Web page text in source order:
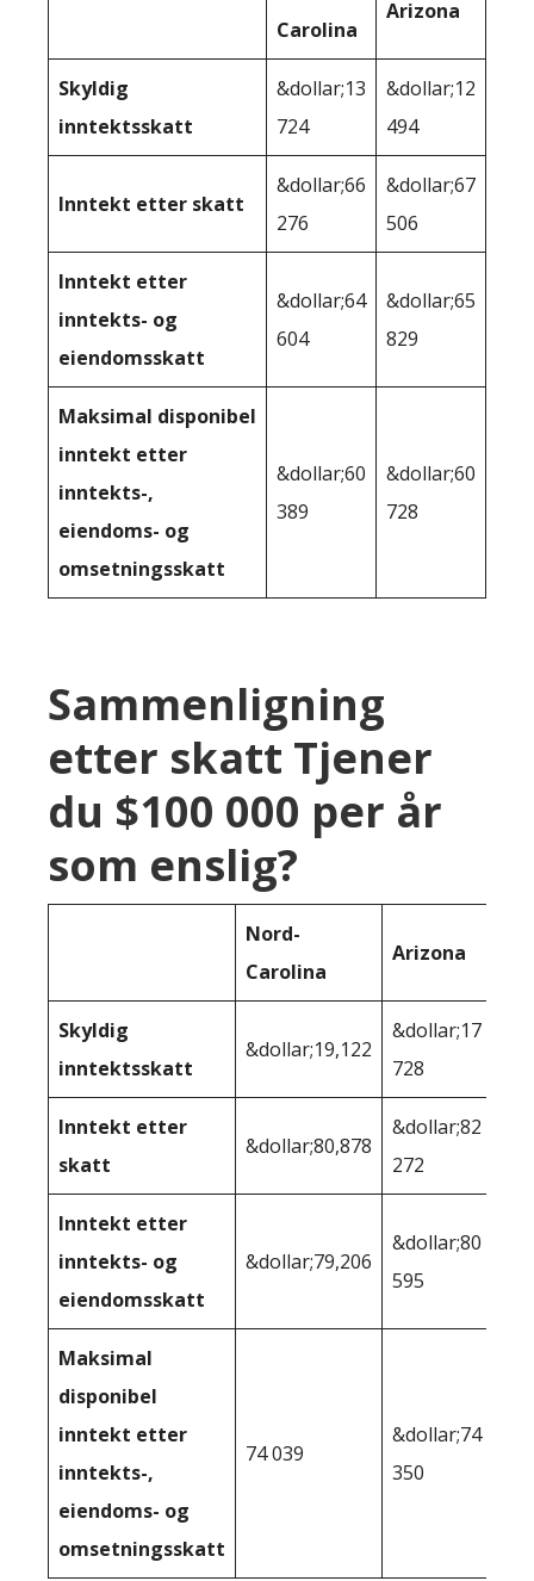
Carolina
Arizona
Skyldig
inntektsskatt
&dollar;13
724
&dollar;12
494
Inntekt etter skatt
&dollar;66
276
&dollar;67
506
Inntekt etter
inntekts- og
eiendomsskatt
&dollar;64
604
&dollar;65
829
Maksimal disponibel
inntekt etter
inntekts-,
eiendoms- og
omsetningsskatt
&dollar;60
389
&dollar;60
728
Sammenligning
etter skatt Tjener
du $100 000 per år
som enslig?
Nord-
Carolina
Arizona
Skyldig
inntektsskatt
&dollar;19,122
&dollar;17
728
Inntekt etter
skatt
&dollar;80,878
&dollar;82
272
Inntekt etter
inntekts- og
eiendomsskatt
&dollar;79,206
&dollar;80
595
Maksimal
disponibel
inntekt etter
inntekts-,
eiendoms- og
omsetningsskatt
74 039
&dollar;74
350